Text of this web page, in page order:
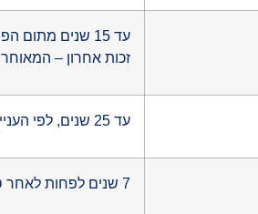
זכות אחרון – המאוחר
עד 25 שנים, לפי העניין
7 שנים לפחות לאחר סיום הקשר